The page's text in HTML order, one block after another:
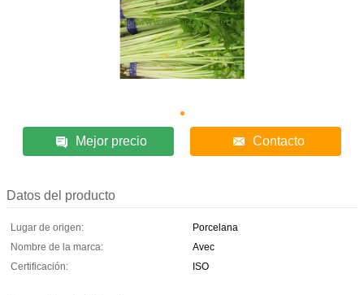
Mejor precio Contacto
Datos del producto
Lugar de origen:
Porcelana
Nombre de la marca:
Avec
Certificación:
ISO